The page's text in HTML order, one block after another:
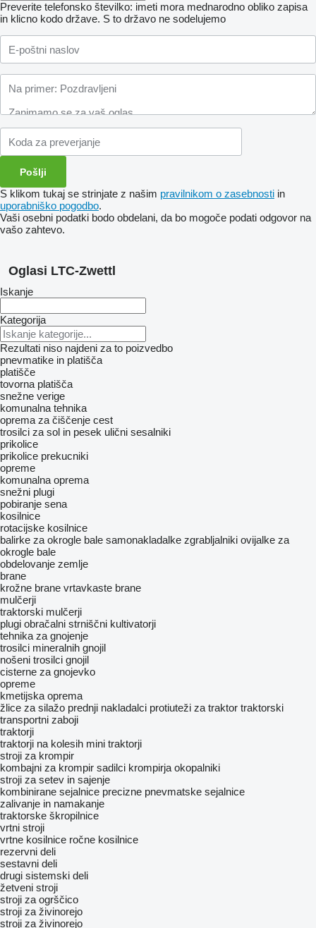
Preverite telefonsko številko: imeti mora mednarodno obliko zapisa
in klicno kodo države. S to državo ne sodelujemo
S klikom tukaj se strinjate z našim pravilnikom o zasebnosti in
uporabniško pogodbo.
Vaši osebni podatki bodo obdelani, da bo mogoče podati odgovor na
vašo zahtevo.
Oglasi LTC-Zwettl
Iskanje
Kategorija
Rezultati niso najdeni za to poizvedbo
pnevmatike in platišča
platišče
tovorna platišča
snežne verige
komunalna tehnika
oprema za čiščenje cest
trosilci za sol in pesek ulični sesalniki
prikolice
prikolice prekucniki
opreme
komunalna oprema
snežni plugi
pobiranje sena
kosilnice
rotacijske kosilnice
balirke za okrogle bale samonakladalke zgrabljalniki ovijalke za
okrogle bale
obdelovanje zemlje
brane
krožne brane vrtavkaste brane
mulčerji
traktorski mulčerji
plugi obračalni strniščni kultivatorji
tehnika za gnojenje
trosilci mineralnih gnojil
nošeni trosilci gnojil
cisterne za gnojevko
opreme
kmetijska oprema
žlice za silažo prednji nakladalci protiuteži za traktor traktorski
transportni zaboji
traktorji
traktorji na kolesih mini traktorji
stroji za krompir
kombajni za krompir sadilci krompirja okopalniki
stroji za setev in sajenje
kombinirane sejalnice precizne pnevmatske sejalnice
zalivanje in namakanje
traktorske škropilnice
vrtni stroji
vrtne kosilnice ročne kosilnice
rezervni deli
sestavni deli
drugi sistemski deli
žetveni stroji
stroji za ogrščico
stroji za živinorejo
stroji za živinorejo